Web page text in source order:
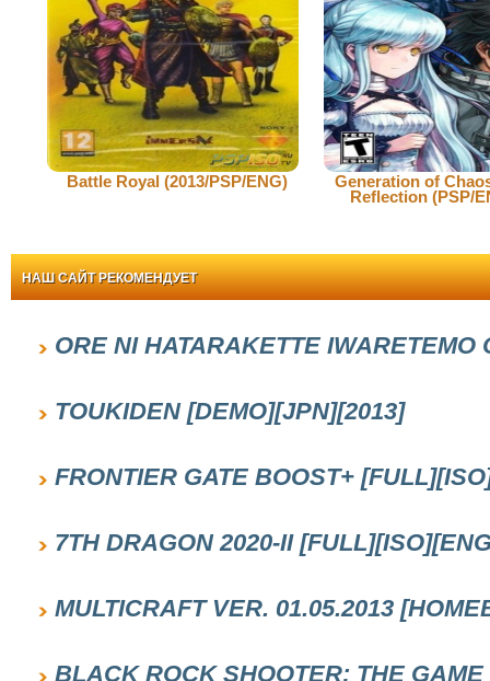
Battle Royal (2013/PSP/ENG)
Generation of
Reflection (PSP/
НАШ САЙТ РЕКОМЕНДУЕТ
ORE NI HATARAKETTE
TOUKIDEN [DEMO][JPN][2013]
FRONTIER GATE BOOST+
7TH DRAGON 2020-II
MULTICRAFT VER. 01.05.2013
BLACK ROCK SHOOTER: THE